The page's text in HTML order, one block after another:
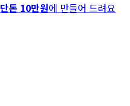
단돈 10만원에 만들어 드려요